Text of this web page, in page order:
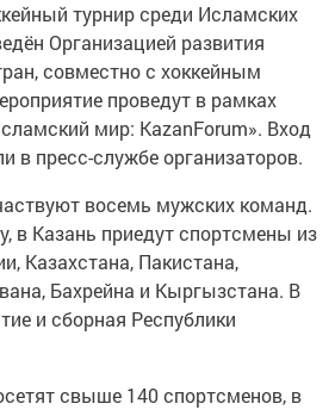
турнир среди Исламских
Организацией развития
совместно с хоккейным
проведут в рамках
мир: KazanForum». Вход
в пресс-службе организаторов.
восемь мужских команд.
в Казань приедут спортсмены из
Казахстана, Пакистана,
Бахрейна и Кыргызстана. В
и сборная Республики
свыше 140 спортсменов, в